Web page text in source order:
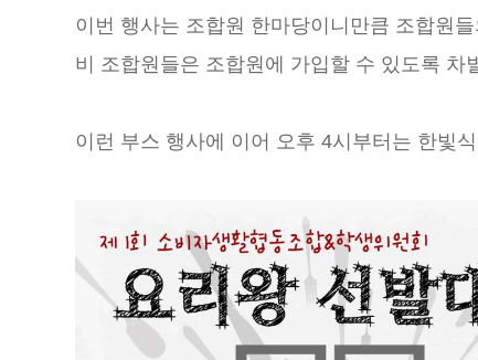
이번 행사는 조합원 한마당이니만큼 조합원
비 조합원들은 조합원에 가입할 수 있도록 차
이런 부스 행사에 이어 오후 4시부터는 한빛